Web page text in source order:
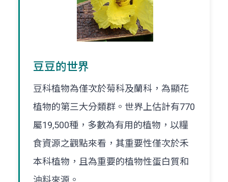
豆豆的世界
豆科植物為僅次於菊科及蘭科，為顯花
植物的第三大分類群。世界上估計有770
屬19,500種，多數為有用的植物，以糧
食資源之觀點來看，其重要性僅次於禾
本科植物，且為重要的植物性蛋白質和
油料來源。